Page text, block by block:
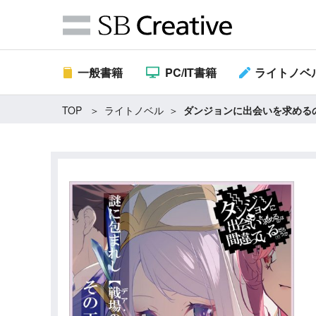
一般書籍 PC/IT書籍 ライトノベ
TOP ライトノベル ダンジョンに出会いを求め